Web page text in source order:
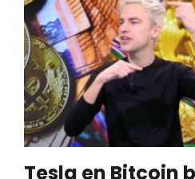
Tesla en Bitcoin